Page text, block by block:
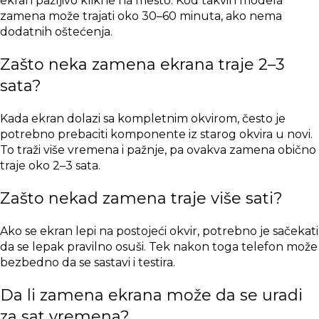
zamena može trajati oko 30–60 minuta, ako nema
dodatnih oštećenja.
Zašto neka zamena ekrana traje 2–3
sata?
Kada ekran dolazi sa kompletnim okvirom, često je
potrebno prebaciti komponente iz starog okvira u novi.
To traži više vremena i pažnje, pa ovakva zamena obično
traje oko 2–3 sata.
Zašto nekad zamena traje više sati?
Ako se ekran lepi na postojeći okvir, potrebno je sačekati
da se lepak pravilno osuši. Tek nakon toga telefon može
bezbedno da se sastavi i testira.
Da li zamena ekrana može da se uradi